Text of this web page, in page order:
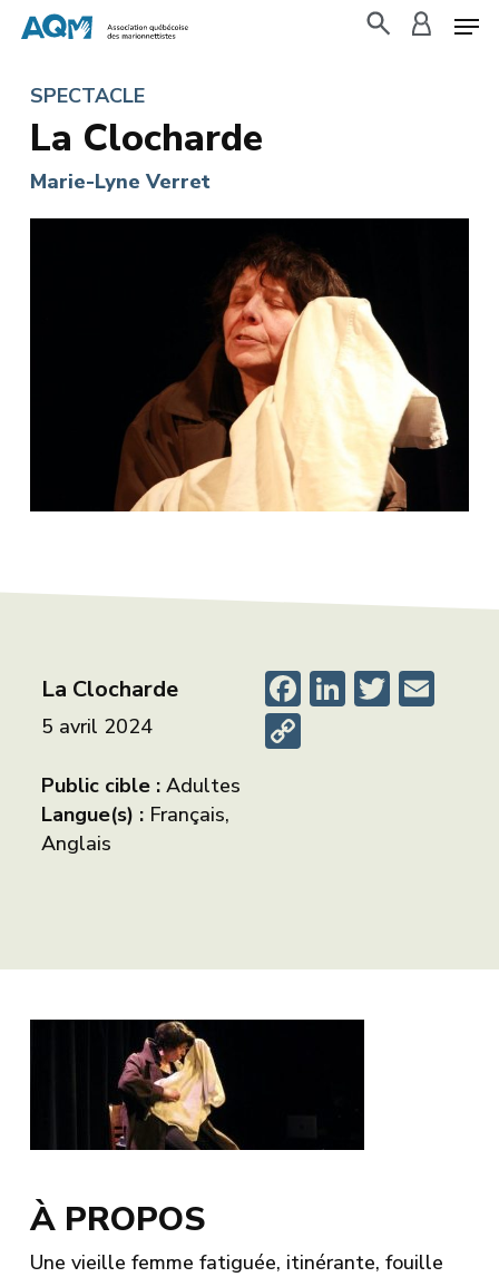
Skip
content
SPECTACLE
La Clocharde
Marie-Lyne Verret
La Clocharde
5 avril 2024
Public cible :Adultes
Langue(s) :Français,
Anglais
Facebook
LinkedIn
Copy
À PROPOS
Une vieille femme fatiguée, itinérante, fouille